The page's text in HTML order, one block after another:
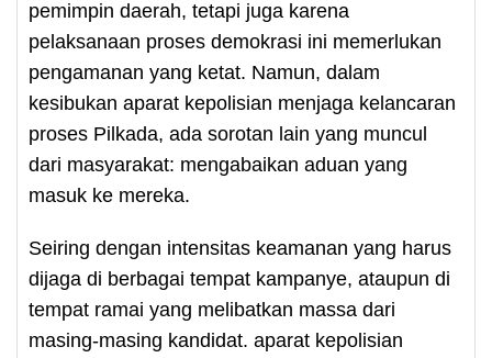
pemimpin daerah, tetapi juga karena
pelaksanaan proses demokrasi ini memerlukan
pengamanan yang ketat. Namun, dalam
kesibukan aparat kepolisian menjaga kelancaran
proses Pilkada, ada sorotan lain yang muncul
dari masyarakat: mengabaikan aduan yang
masuk ke mereka.
Seiring dengan intensitas keamanan yang harus
dijaga di berbagai tempat kampanye, ataupun di
tempat ramai yang melibatkan massa dari
masing-masing kandidat. aparat kepolisian